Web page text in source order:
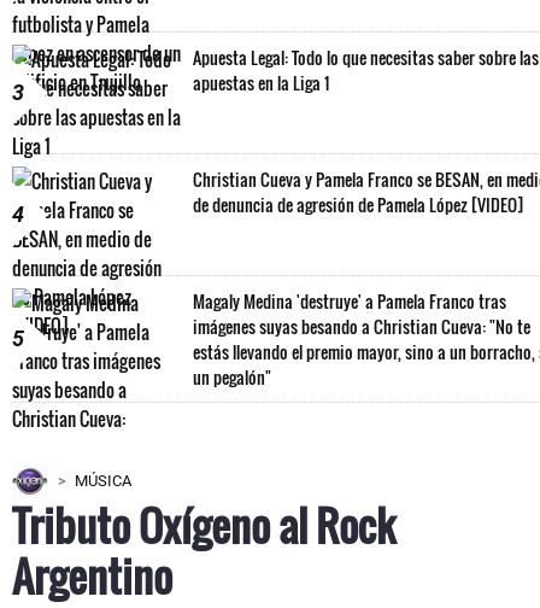
3
Apuesta Legal: Todo lo que necesitas saber sobre las
apuestas en la Liga 1
4
Christian Cueva y Pamela Franco se BESAN, en
de denuncia de agresión de Pamela López [VIDEO]
5
Magaly Medina 'destruye' a Pamela Franco tras
imágenes suyas besando a Christian Cueva: "No te
estás llevando el premio mayor, sino a un borracho,
un pegalón"
MÚSICA
Tributo Oxígeno al Rock
Argentino